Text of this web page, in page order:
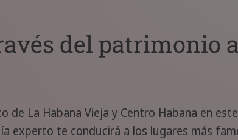
del patrimonio
La Habana Vieja y Centro Habana en
experto te conducirá a los lugares más